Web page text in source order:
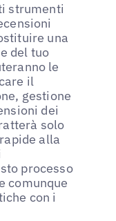
strumenti
una
del tuo
le
il
gestione
dei
solo
alla
processo
comunque
con i